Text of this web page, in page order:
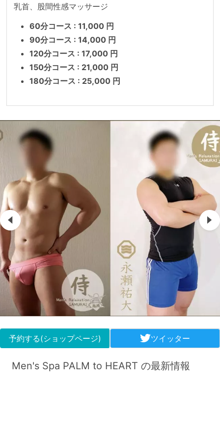
乳首、股間性感マッサージ
60分コース : 11,000 円
90分コース : 14,000 円
120分コース : 17,000 円
150分コース : 21,000 円
180分コース : 25,000 円
予約する(ショップページ) ツイッター
Men's Spa PALM to HEART の最新情報